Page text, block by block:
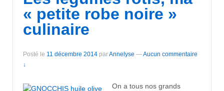
« petite robe noire »
culinaire
Posté le 11 décembre 2014 parAnnelyse —Aucun commentaire
↓
On a tous nos grands